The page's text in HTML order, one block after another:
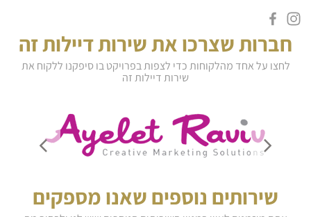
חברות שצרכו את שירות דיילות זה
לחצו על אחד מהלקוחות כדי לצפות בפרויקט בו סיפקנו ללקוח את
שירות דיילות זה
שירותים נוספים שאנו מספקים